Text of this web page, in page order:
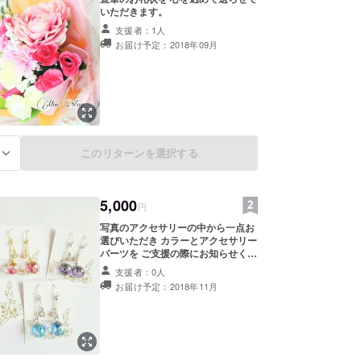
いただきます。
支援者：1人
お届け予定：2018年09月
このリターンを選択する
5,000円
写真のアクセサリーの中から一点お
選びいただき カラーとアクセサリー
パーツを ご支援の際にお知らせくだ
さい。 ・アクセサリーパーツ ピア
ス（金属、または樹脂） イヤリン
グ、樹脂ノンホール、ネックレス 上
支援者：0人
お届け予定：2018年11月